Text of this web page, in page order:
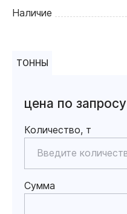
Наличие
ТОННЫ
цена по запросу
Количество, т
Сумма